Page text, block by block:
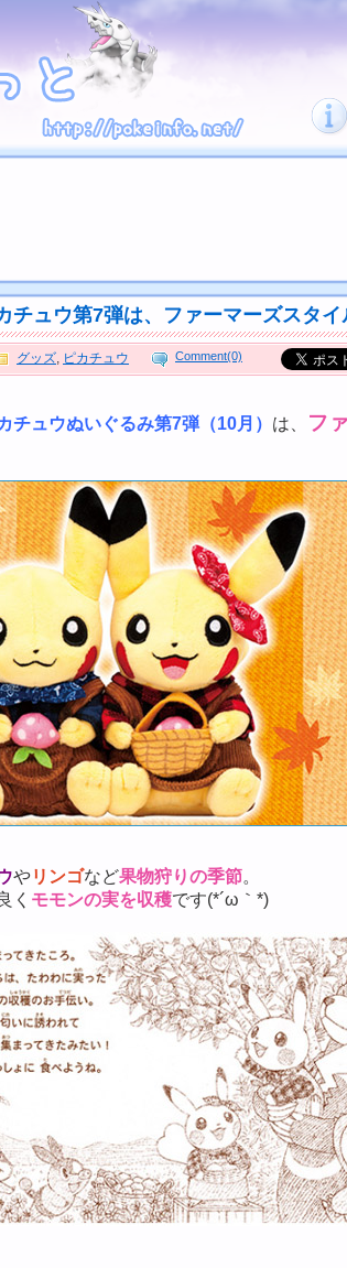
チュウ第7弾は、ファーマーズスタイ
グッズ, ピカチュウ Comment(0)
チュウぬいぐるみ第7弾（10月） は、 フ
やリンゴなど果物狩りの季節。
く モモンの実を収穫です(*´ω｀*)